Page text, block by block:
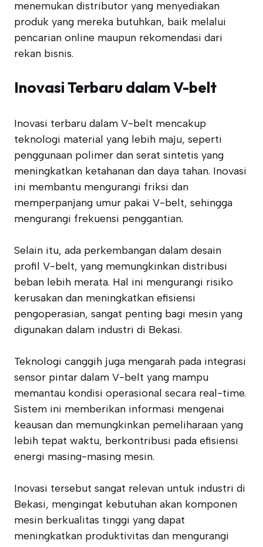
menemukan distributor yang menyediakan
produk yang mereka butuhkan, baik melalui
pencarian online maupun rekomendasi dari
rekan bisnis.
Inovasi Terbaru dalam V-belt
Inovasi terbaru dalam V-belt mencakup
teknologi material yang lebih maju, seperti
penggunaan polimer dan serat sintetis yang
meningkatkan ketahanan dan daya tahan. Inovasi
ini membantu mengurangi friksi dan
memperpanjang umur pakai V-belt, sehingga
mengurangi frekuensi penggantian.
Selain itu, ada perkembangan dalam desain
profil V-belt, yang memungkinkan distribusi
beban lebih merata. Hal ini mengurangi risiko
kerusakan dan meningkatkan efisiensi
pengoperasian, sangat penting bagi mesin yang
digunakan dalam industri di Bekasi.
Teknologi canggih juga mengarah pada integrasi
sensor pintar dalam V-belt yang mampu
memantau kondisi operasional secara real-time.
Sistem ini memberikan informasi mengenai
keausan dan memungkinkan pemeliharaan yang
lebih tepat waktu, berkontribusi pada efisiensi
energi masing-masing mesin.
Inovasi tersebut sangat relevan untuk industri di
Bekasi, mengingat kebutuhan akan komponen
mesin berkualitas tinggi yang dapat
meningkatkan produktivitas dan mengurangi